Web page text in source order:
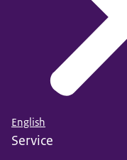
English
Service